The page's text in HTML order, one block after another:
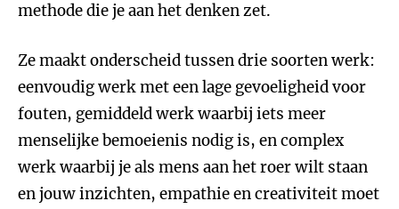
methode die je aan het denken zet.
Ze maakt onderscheid tussen drie soorten werk:
eenvoudig werk met een lage gevoeligheid voor
fouten, gemiddeld werk waarbij iets meer
menselijke bemoeienis nodig is, en complex
werk waarbij je als mens aan het roer wilt staan
en jouw inzichten, empathie en creativiteit moet